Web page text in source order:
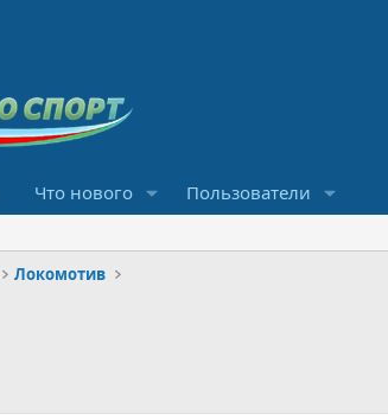
Что нового Пользователи
Локомотив